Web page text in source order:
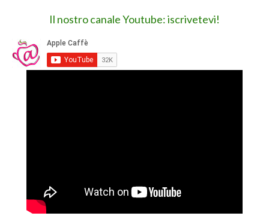
Il nostro canale Youtube: iscrivetevi!